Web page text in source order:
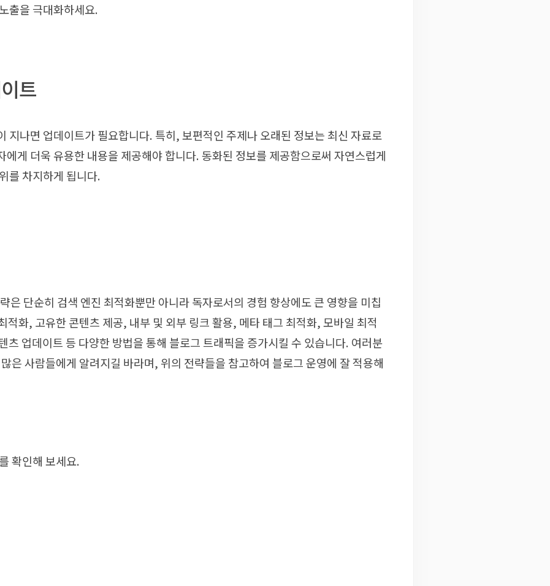
출을 극대화하세요.
트
지나면 업데이트가 필요합니다. 특히, 보편적인 주제나 오래된 정보는 최신 자료로
에게 더욱 유용한 내용을 제공해야 합니다. 동화된 정보를 제공함으로써 자연스럽게
를 차지하게 됩니다.
은 단순히 검색 엔진 최적화뿐만 아니라 독자로서의 경험 향상에도 큰 영향을 미칩
적화, 고유한 콘텐츠 제공, 내부 및 외부 링크 활용, 메타 태그 최적화, 모바일 최적
츠 업데이트 등 다양한 방법을 통해 블로그 트래픽을 증가시킬 수 있습니다. 여러분
은 사람들에게 알려지길 바라며, 위의 전략들을 참고하여 블로그 운영에 잘 적용해
확인해 보세요.